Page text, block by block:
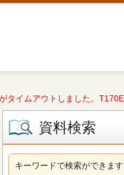
タイムアウトしました。
資料検索
キーワードで検索ができます